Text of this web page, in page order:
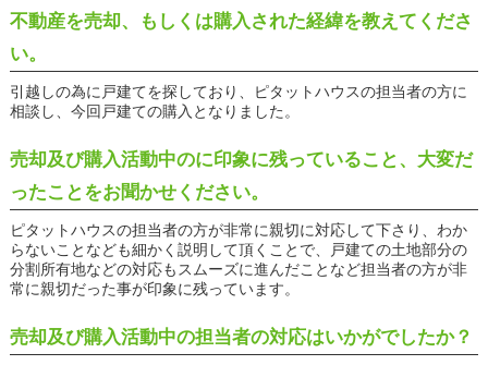
不動産を売却、もしくは購入された経緯を教えてくださ
い。
引越しの為に戸建てを探しており、ピタットハウスの担当者の方に
相談し、今回戸建ての購入となりました。
売却及び購入活動中のに印象に残っていること、大変だ
ったことをお聞かせください。
ピタットハウスの担当者の方が非常に親切に対応して下さり、わか
らないことなども細かく説明して頂くことで、戸建ての土地部分の
分割所有地などの対応もスムーズに進んだことなど担当者の方が非
常に親切だった事が印象に残っています。
売却及び購入活動中の担当者の対応はいかがでしたか？